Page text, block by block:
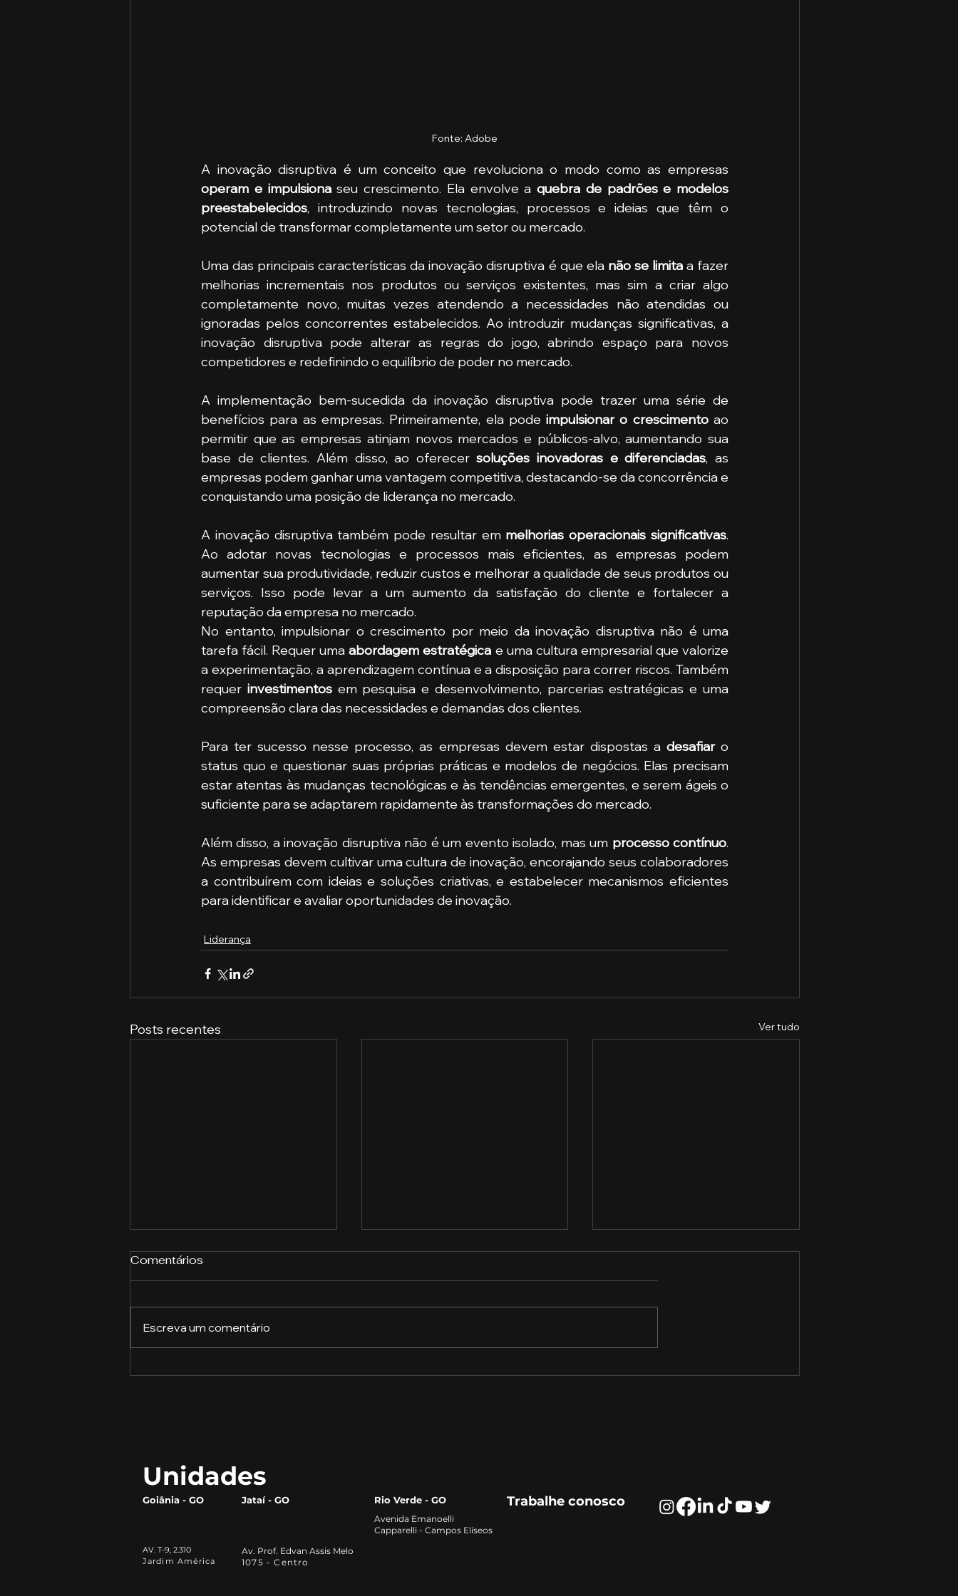
Fonte: Adobe
operam e impulsiona seu crescimento. Ela envolve a quebra de padrões e modelos
preestabelecidos, introduzindo novas tecnologias, processos e ideias que têm o
potencial de transformar completamente um setor ou mercado.
Uma das principais características da inovação disruptiva é que ela não se limita a fazer
melhorias incrementais nos produtos ou serviços existentes, mas sim a criar algo
completamente novo, muitas vezes atendendo a necessidades não atendidas ou
ignoradas pelos concorrentes estabelecidos. Ao introduzir mudanças significativas, a
inovação disruptiva pode alterar as regras do jogo, abrindo espaço para novos
competidores e redefinindo o equilíbrio de poder no mercado.
A implementação bem-sucedida da inovação disruptiva pode trazer uma série de
benefícios para as empresas. Primeiramente, ela pode impulsionar o crescimento ao
permitir que as empresas atinjam novos mercados e públicos-alvo, aumentando sua
base de clientes. Além disso, ao oferecer soluções inovadoras e diferenciadas, as
empresas podem ganhar uma vantagem competitiva, destacando-se da concorrência e
conquistando uma posição de liderança no mercado.
A inovação disruptiva também pode resultar em melhorias operacionais significativas.
Ao adotar novas tecnologias e processos mais eficientes, as empresas podem
aumentar sua produtividade, reduzir custos e melhorar a qualidade de seus produtos ou
serviços. Isso pode levar a um aumento da satisfação do cliente e fortalecer a
reputação da empresa no mercado.
No entanto, impulsionar o crescimento por meio da inovação disruptiva não é uma
tarefa fácil. Requer uma abordagem estratégica e uma cultura empresarial que valorize
a experimentação, a aprendizagem contínua e a disposição para correr riscos. Também
requer investimentos em pesquisa e desenvolvimento, parcerias estratégicas e uma
compreensão clara das necessidades e demandas dos clientes.
Para ter sucesso nesse processo, as empresas devem estar dispostas a desafiar o
status quo e questionar suas próprias práticas e modelos de negócios. Elas precisam
estar atentas às mudanças tecnológicas e às tendências emergentes, e serem ágeis o
suficiente para se adaptarem rapidamente às transformações do mercado.
Além disso, a inovação disruptiva não é um evento isolado, mas um processo contínuo.
As empresas devem cultivar uma cultura de inovação, encorajando seus colaboradores
a contribuírem com ideias e soluções criativas, e estabelecer mecanismos eficientes
para identificar e avaliar oportunidades de inovação.
Liderança
Posts recentes Ver tudo
Comentários
Escreva um comentário
Unidades
Goiânia - GO Jataí - GO
AV. T-9, 2.310
Jardim América
Av. Prof. Edvan Assis Melo
1075 - Centro
Trabalhe conosco
Rio Verde - GO
Avenida Emanoelli
Capparelli - Campos Elíseos